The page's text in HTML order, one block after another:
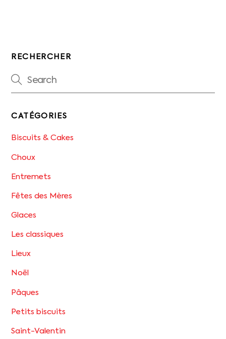
RECHERCHER
CATÉGORIES
Biscuits & Cakes
Choux
Entremets
Fêtes des Mères
Glaces
Les classiques
Lieux
Noël
Pâques
Petits biscuits
Saint-Valentin